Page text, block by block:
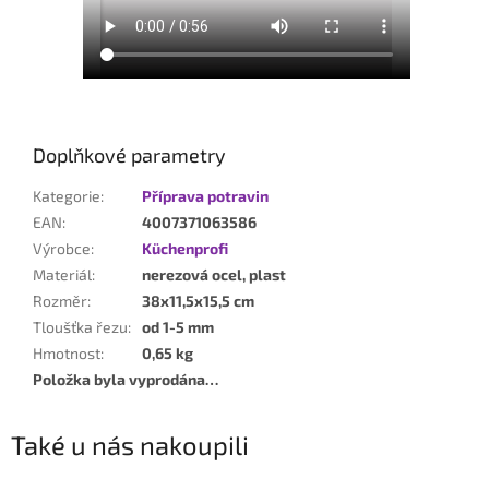
Doplňkové parametry
Kategorie:
Příprava potravin
EAN:
4007371063586
Výrobce:
Küchenprofi
Materiál:
nerezová ocel, plast
Rozměr:
38x11,5x15,5 cm
Tloušťka řezu: od 1-5 mm
Hmotnost:
0,65 kg
Položka byla vyprodána…
Také u nás nakoupili